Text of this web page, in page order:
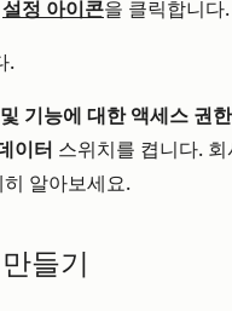
설정 아이콘을 클릭합니다.
.
기능에 대한 액세스 권
이터 스위치를 켭니다.
알아보세요.
들기